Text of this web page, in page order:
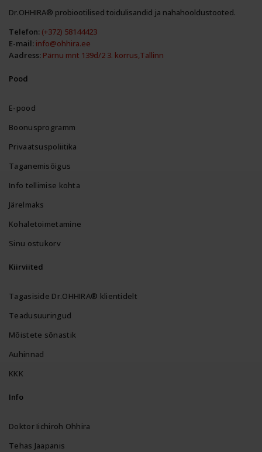
Dr.OHHIRA® probiootilised toidulisandid ja nahahooldustooted.
Telefon: (+372) 58144423
E-mail: info@ohhira.ee
Aadress: Pärnu mnt 139d/2 3. korrus,Tallinn
Pood
E-pood
Boonusprogramm
Privaatsuspoliitika
Taganemisõigus
Info tellimise kohta
Järelmaks
Kohaletoimetamine
Sinu ostukorv
Kiirviited
Tagasiside Dr.OHHIRA® klientidelt
Teadusuuringud
Mõistete sõnastik
Auhinnad
KKK
Info
Doktor Iichiroh Ohhira
Tehas Jaapanis